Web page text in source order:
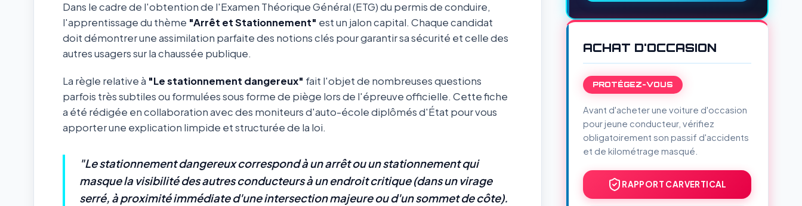
Dans le cadre de l'obtention de l'Examen Théorique Général (ETG) du permis de conduire,
l'apprentissage du thème "Arrêt et Stationnement" est un jalon capital. Chaque candidat
doit démontrer une assimilation parfaite des notions clés pour garantir sa sécurité et celle des
autres usagers sur la chaussée publique.
La règle relative à "Le stationnement dangereux" fait l'objet de nombreuses questions
parfois très subtiles ou formulées sous forme de piège lors de l'épreuve officielle. Cette fiche
a été rédigée en collaboration avec des moniteurs d'auto-école diplômés d'État pour vous
apporter une explication limpide et structurée de la loi.
"Le stationnement dangereux correspond à un arrêt ou un stationnement qui
masque la visibilité des autres conducteurs à un endroit critique (dans un virage
serré, à proximité immédiate d'une intersection majeure ou d'un sommet de côte).
ACHAT D'OCCASION
PROTÉGEZ-VOUS
Avant d'acheter une voiture d'occasion
pour jeune conducteur, vérifiez
obligatoirement son passif d'accidents
et de kilométrage masqué.
RAPPORT CARVERTICAL